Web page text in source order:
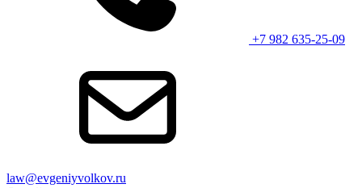
+7 982 635-25-09
law@evgeniyvolkov.ru